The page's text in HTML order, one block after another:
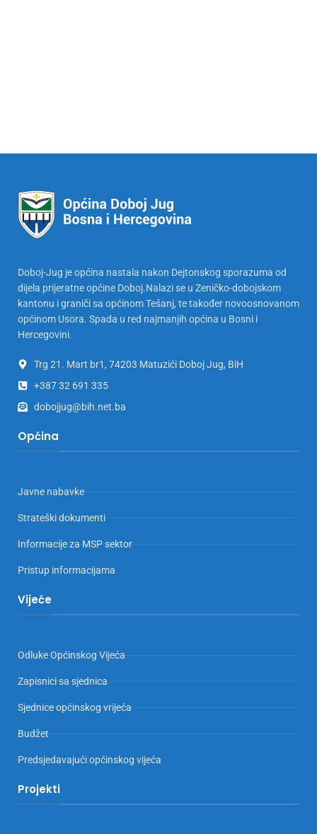
Doboj-Jug je općina nastala nakon Dejtonskog sporazuma od
dijela prijeratne općine Doboj.Nalazi se u Zeničko-dobojskom
kantonu i graniči sa općinom Tešanj, te također novoosnovanom
općinom Usora. Spada u red najmanjih općina u Bosni i
Hercegovini.
Trg 21. Mart br1, 74203 Matuzići Doboj Jug, BiH
+387 32 691 335
dobojjug@bih.net.ba
Općina
Javne nabavke
Strateški dokumenti
Informacije za MSP sektor
Pristup informacijama
Vijeće
Odluke Općinskog Vijeća
Zapisnici sa sjednica
Sjednice općinskog vrijeća
Budžet
Predsjedavajući općinskog vijeća
Projekti